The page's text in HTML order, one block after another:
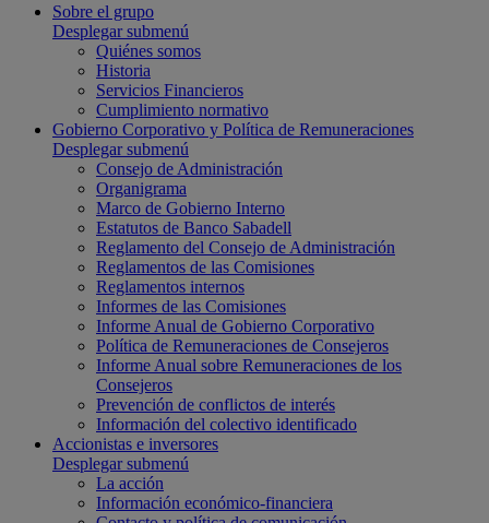
Sobre el grupo
Desplegar submenú
Quiénes somos
Historia
Servicios Financieros
Cumplimiento normativo
Gobierno Corporativo y Política de Remuneraciones
Desplegar submenú
Consejo de Administración
Organigrama
Marco de Gobierno Interno
Estatutos de Banco Sabadell
Reglamento del Consejo de Administración
Reglamentos de las Comisiones
Reglamentos internos
Informes de las Comisiones
Informe Anual de Gobierno Corporativo
Política de Remuneraciones de Consejeros
Informe Anual sobre Remuneraciones de los
Consejeros
Prevención de conflictos de interés
Información del colectivo identificado
Accionistas e inversores
Desplegar submenú
La acción
Información económico-financiera